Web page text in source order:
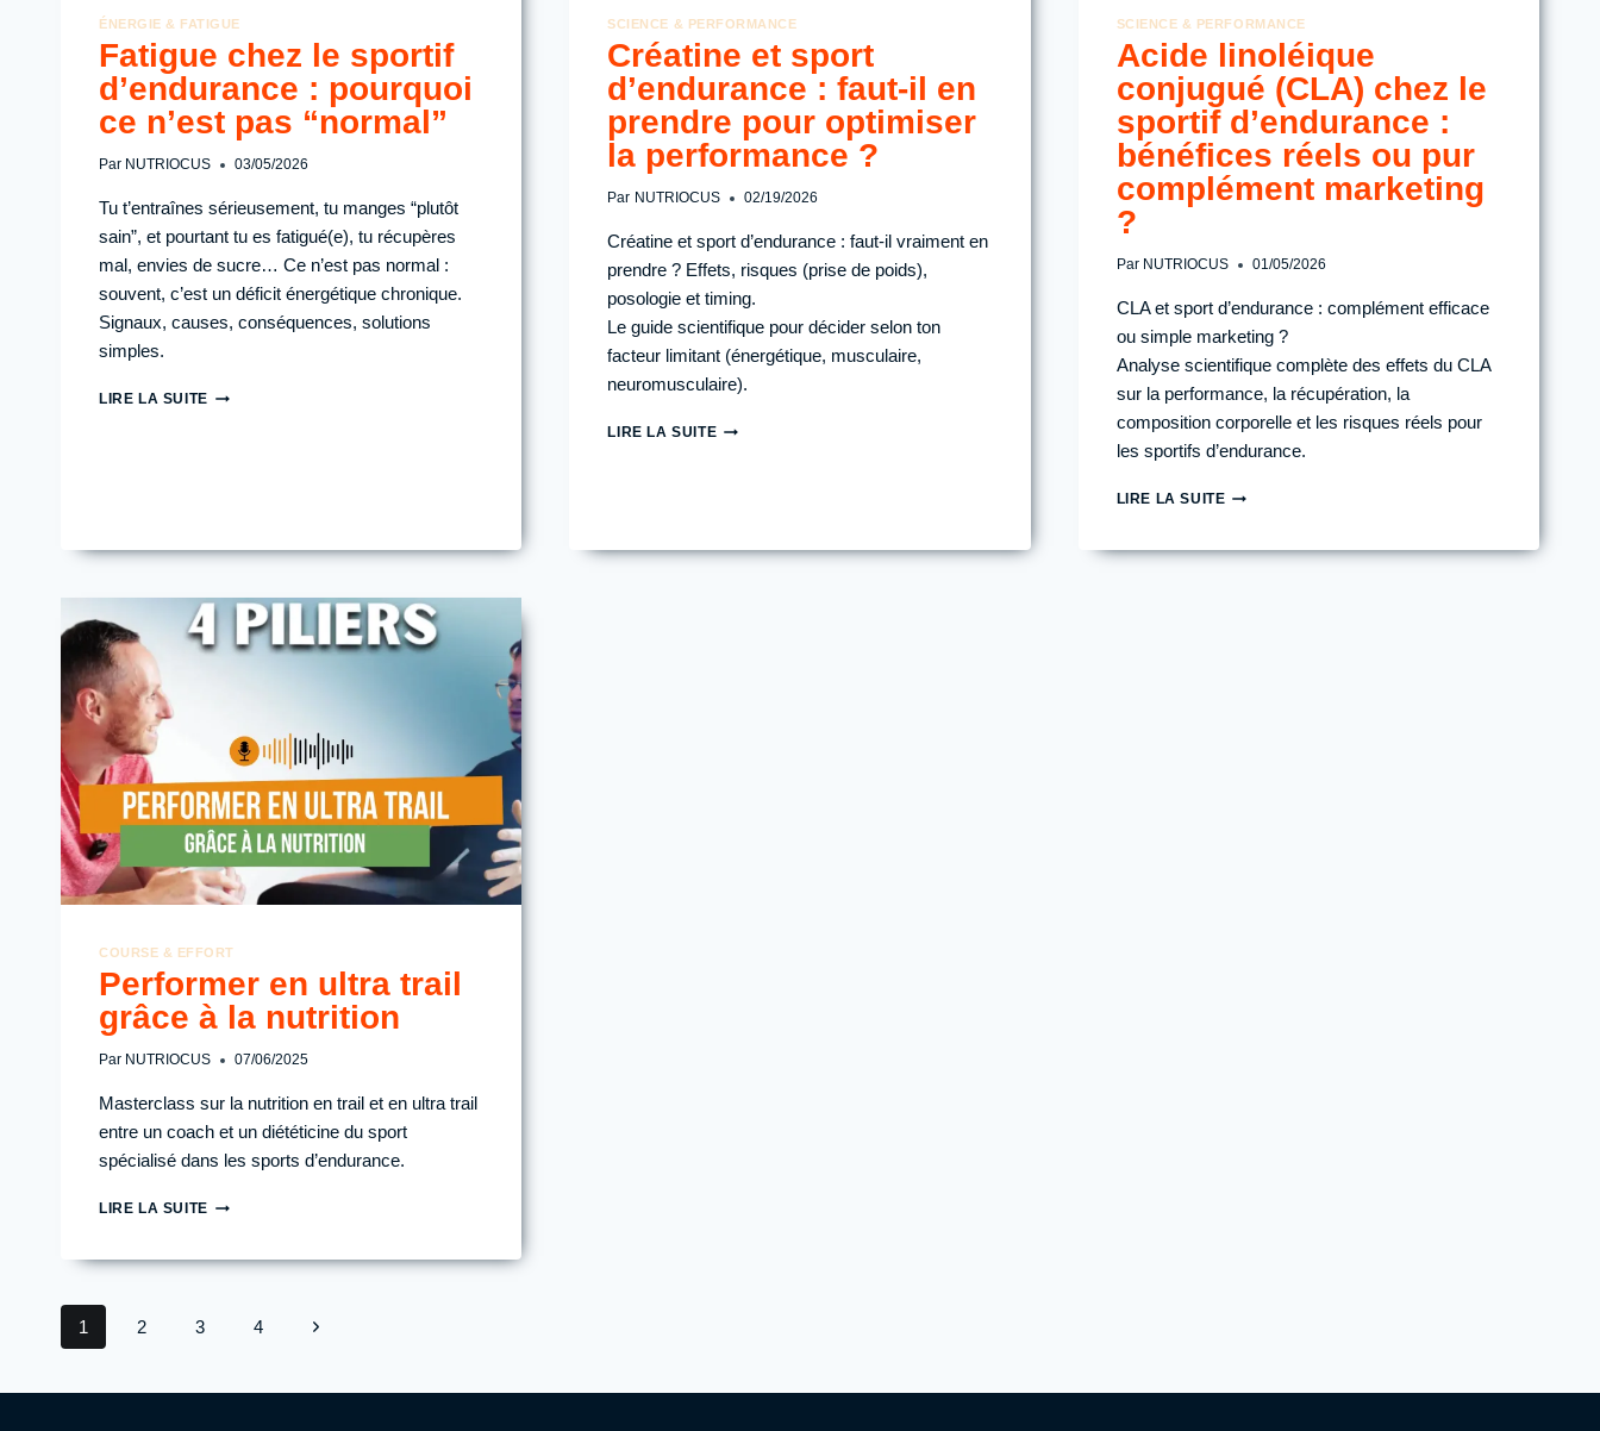
ÉNERGIE & FATIGUE
Fatigue chez le sportif
d’endurance : pourquoi
ce n’est pas “normal”
Par NUTRIOCUS 03/05/2026
Tu t’entraînes sérieusement, tu manges “plutôt
sain”, et pourtant tu es fatigué(e), tu récupères
mal, envies de sucre… Ce n’est pas normal :
souvent, c’est un déficit énergétique chronique.
Signaux, causes, conséquences, solutions
simples.
LIRE LA SUITEFATIGUE
CE
PAS
“NORMAL”
SCIENCE & PERFORMANCE
Créatine et sport
d’endurance : faut-il en
prendre pour optimiser
la performance ?
Par NUTRIOCUS 02/19/2026
Créatine et sport d’endurance : faut-il vraiment en
prendre ? Effets, risques (prise de poids),
posologie et timing.
Le guide scientifique pour décider selon ton
facteur limitant (énergétique, musculaire,
neuromusculaire).
LIRE LA SUITECRÉATINE
IL
SCIENCE & PERFORMANCE
Acide linoléique
conjugué (CLA) chez le
sportif d’endurance :
bénéfices réels ou pur
complément marketing
?
Par NUTRIOCUS 01/05/2026
CLA et sport d’endurance : complément efficace
ou simple marketing ?
Analyse scientifique complète des effets du CLA
sur la performance, la récupération, la
composition corporelle et les risques réels pour
les sportifs d’endurance.
LIRE LA SUITEACIDE
(CLA)
COURSE & EFFORT
Performer en ultra trail
grâce à la nutrition
Par NUTRIOCUS 07/06/2025
Masterclass sur la nutrition en trail et en ultra trail
entre un coach et un diététicine du sport
spécialisé dans les sports d’endurance.
LIRE LA SUITEPERFORMER
TRAIL
Navigation
de
page
1 2 3 4
Page